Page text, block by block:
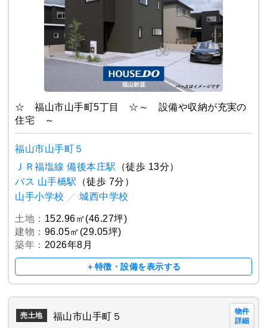
☆ 福山市山手町5丁目 ☆～ 設備や収納が充実の
住宅 ～
福山市山手町５
ＪＲ福塩線 備後本庄駅
（徒歩 13分）
バス 山手橋駅
（徒歩 7分）
山手小学校 ／ 城西中学校
土地： 152.96㎡(46.27坪)
建物： 96.05㎡(29.05坪)
築年： 2026年8月
＋特徴・設備を表示する
売土地 福山市山手町５
物件
詳細